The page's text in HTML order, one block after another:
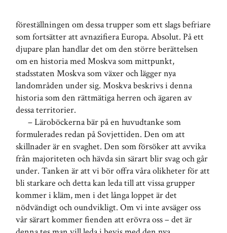
föreställningen om dessa trupper som ett slags befriare
som fortsätter att avnazifiera Europa. Absolut. På ett
djupare plan handlar det om den större berättelsen
om en historia med Moskva som mittpunkt,
stadsstaten Moskva som växer och lägger nya
landområden under sig. Moskva beskrivs i denna
historia som den rättmätiga herren och ägaren av
dessa territorier.
– Läroböckerna bär på en huvudtanke som
formulerades redan på Sovjettiden. Den om att
skillnader är en svaghet. Den som försöker att avvika
från majoriteten och hävda sin särart blir svag och går
under. Tanken är att vi bör offra våra olikheter för att
bli starkare och detta kan leda till att vissa grupper
kommer i kläm, men i det långa loppet är det
nödvändigt och oundvikligt. Om vi inte avsäger oss
vår särart kommer fienden att erövra oss – det är